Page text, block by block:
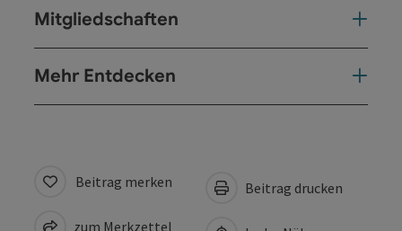
Mitgliedschaften
Mehr Entdecken
Beitrag merken
zum Merkzettel
Beitrag drucken